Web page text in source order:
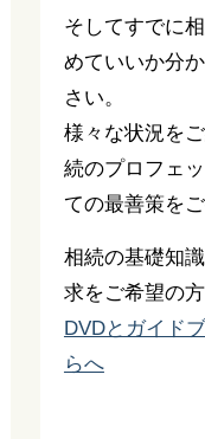
そしてすでに
めていいか分
さい。
様々な状況を
続のプロフェ
ての最善策を
相続の基礎知
求をご希望の
DVDとガイド
らへ